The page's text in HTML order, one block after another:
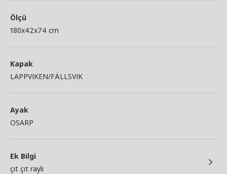
Ölçü
180x42x74 cm
Kapak
LAPPVIKEN/FÄLLSVIK
Ayak
OSARP
Ek Bilgi
çıt çıt raylı